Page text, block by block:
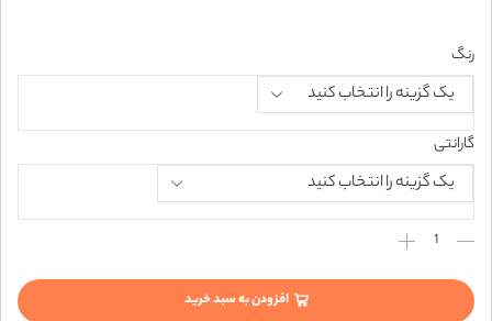
رنگ
گارانتی
افزودن به سبد خرید